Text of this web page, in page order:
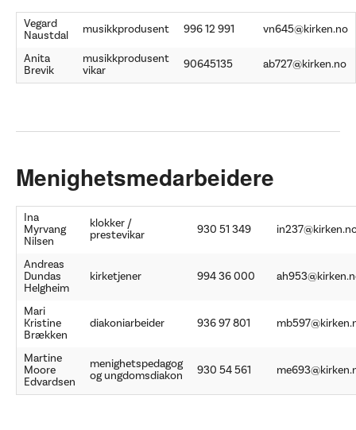
Vegard
Naustdal
musikkprodusent 996 12 991 vn645@kirken.no
Anita
Brevik
musikkprodusent
vikar
90645135 ab727@kirken.no
Menighetsmedarbeidere
Ina
Myrvang
Nilsen
klokker /
prestevikar
930 51 349
Andreas
Dundas
Helgheim
kirketjener 994 36 000
Mari
Kristine
Brækken
diakoniarbeider 936 97 801
Martine
Moore
Edvardsen
menighetspedagog
og ungdomsdiakon
930 54 561